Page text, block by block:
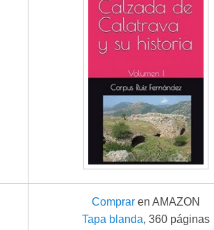
Compraren AMAZON
Tapa blanda, 360 páginas